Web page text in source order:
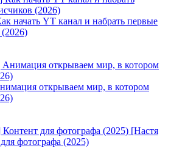
начать YT канал и набрать первые
открываем мир, в котором
[Настя
фотографа (2025)